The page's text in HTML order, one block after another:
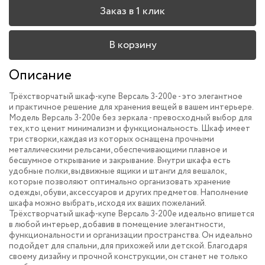
Заказ в 1 клик
В корзину
Описание
Трёхстворчатый шкаф-купе Версаль 3-200e - это элегантное
и практичное решение для хранения вещей в вашем интерьере.
Модель Версаль 3-200e без зеркала - превосходный выбор для
тех, кто ценит минимализм и функциональность. Шкаф имеет
три створки, каждая из которых оснащена прочными
металлическими рельсами, обеспечивающими плавное и
бесшумное открывание и закрывание. Внутри шкафа есть
удобные полки, выдвижные ящики и штанги для вешалок,
которые позволяют оптимально организовать хранение
одежды, обуви, аксессуаров и других предметов. Наполнение
шкафа можно выбрать, исходя их ваших пожеланий.
Трёхстворчатый шкаф-купе Версаль 3-200e идеально впишется
в любой интерьер, добавив в помещение элегантности,
функциональности и организации пространства. Он идеально
подойдет для спальни, для прихожей или детской. Благодаря
своему дизайну и прочной конструкции, он станет не только